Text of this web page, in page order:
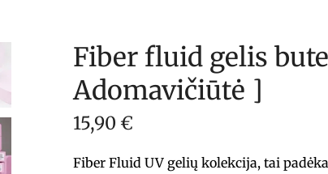
Fiber fluid gelis
Adomavičiūtė ]
15,90 €
Fiber Fluid UV gelių kolekcija, tai